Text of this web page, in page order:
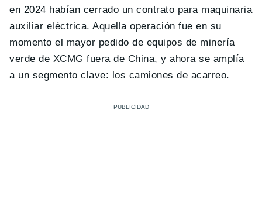
en 2024 habían cerrado un contrato para maquinaria
auxiliar eléctrica. Aquella operación fue en su
momento el mayor pedido de equipos de minería
verde de XCMG fuera de China, y ahora se amplía
a un segmento clave: los camiones de acarreo.